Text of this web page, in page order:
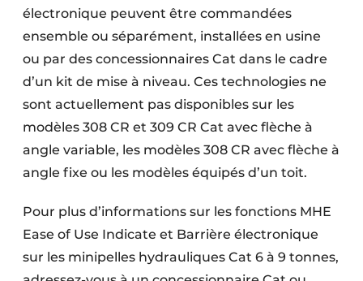
électronique peuvent être commandées
ensemble ou séparément, installées en usine
ou par des concessionnaires Cat dans le cadre
d’un kit de mise à niveau. Ces technologies ne
sont actuellement pas disponibles sur les
modèles 308 CR et 309 CR Cat avec flèche à
angle variable, les modèles 308 CR avec flèche à
angle fixe ou les modèles équipés d’un toit.
Pour plus d’informations sur les fonctions MHE
Ease of Use Indicate et Barrière électronique
sur les minipelles hydrauliques Cat 6 à 9 tonnes,